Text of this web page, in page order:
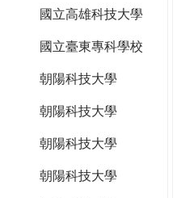
國立高雄科技大學
國立臺東專科學校
朝陽科技大學
朝陽科技大學
朝陽科技大學
朝陽科技大學